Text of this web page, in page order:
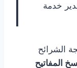
خدمة
الشرائح
المفاتيح